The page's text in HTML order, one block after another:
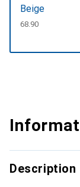
Beige
CHF
68.90
Description